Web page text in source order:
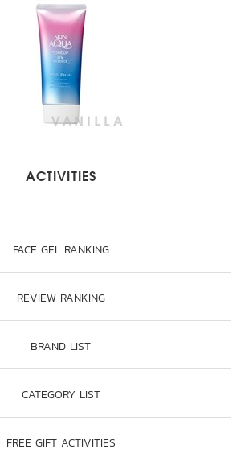
ACTIVITIES
FACE GEL RANKING
REVIEW RANKING
BRAND LIST
CATEGORY LIST
FREE GIFT ACTIVITIES